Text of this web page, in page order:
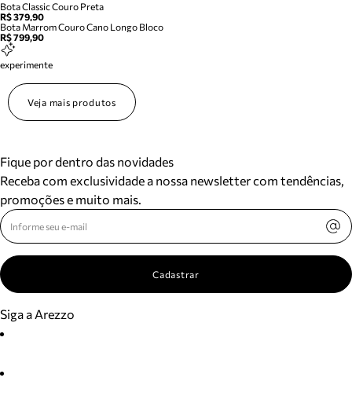
Bota Classic Couro Preta
R$ 379,90
Bota Marrom Couro Cano Longo Bloco
R$ 799,90
experimente
Veja mais produtos
Fique por dentro das novidades
Receba com exclusividade a nossa newsletter com tendências,
promoções e muito mais.
Cadastrar
Siga a Arezzo